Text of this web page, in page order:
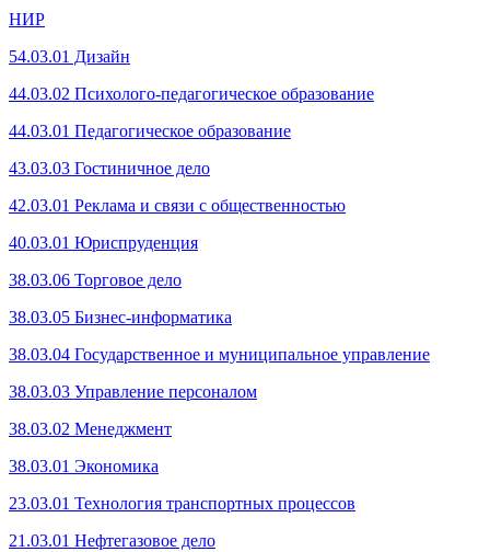
НИР
54.03.01 Дизайн
44.03.02 Психолого-педагогическое образование
44.03.01 Педагогическое образование
43.03.03 Гостиничное дело
42.03.01 Реклама и связи с общественностью
40.03.01 Юриспруденция
38.03.06 Торговое дело
38.03.05 Бизнес-информатика
38.03.04 Государственное и муниципальное управление
38.03.03 Управление персоналом
38.03.02 Менеджмент
38.03.01 Экономика
23.03.01 Технология транспортных процессов
21.03.01 Нефтегазовое дело